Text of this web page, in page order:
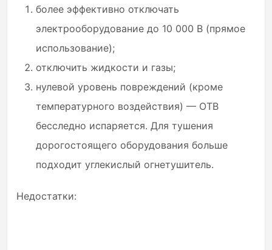
более эффективно отключать
электрооборудование до 10 000 В (прямое
использование);
отключить жидкости и газы;
нулевой уровень повреждений (кроме
температурного воздействия) — ОТВ
бесследно испаряется. Для тушения
дорогостоящего оборудования больше
подходит углекислый огнетушитель.
Недостатки: